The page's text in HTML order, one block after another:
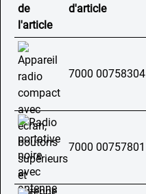
de
l'article
d'article
7000 00758304
7000 00757801